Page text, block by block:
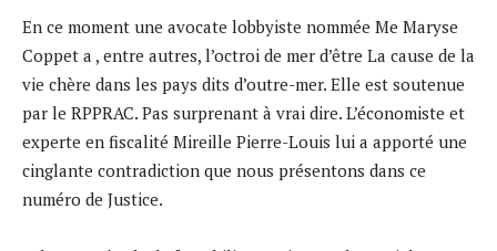
En ce moment une avocate lobbyiste nommée Me Maryse
Coppet a , entre autres, l’octroi de mer d’être La cause de la
vie chère dans les pays dits d’outre-mer. Elle est soutenue
par le RPPRAC. Pas surprenant à vrai dire. L’économiste et
experte en fiscalité Mireille Pierre-Louis lui a apporté une
cinglante contradiction que nous présentons dans ce
numéro de Justice.